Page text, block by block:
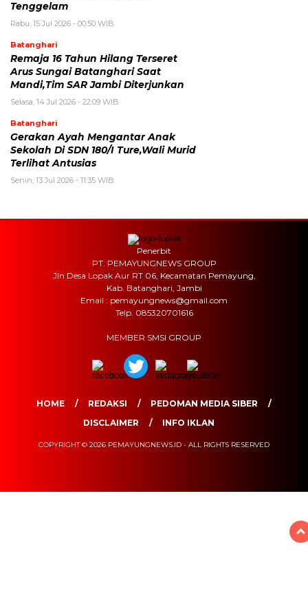
Tenggelam
Rabu, 15 Jul 2026 - 00:50 WIB
Batanghari
Remaja 16 Tahun Hilang Terseret
Arus Sungai Batanghari Saat
Mandi,Tim SAR Jambi Diterjunkan
Selasa, 14 Jul 2026 - 22:09 WIB
Batanghari
Gerakan Ayah Mengantar Anak
Sekolah Di SDN 180/I Ture,Wali Murid
Terlihat Antusias
Senin, 13 Jul 2026 - 11:35 WIB
Penerbit
PT. PEMAYUNGNEWS GROUP
Jln Desa Lopak Aur RT 06, Kecamatan Pemayung,
Kab. Batanghari, Jambi
Email : pemayungnews@gmail.com
Telp. 085320701616
MEMBER SMSI GROUP
HOME REDAKSI
PEDOMAN MEDIA SIBER
DISCLAIMER
INFO IKLAN
COPYRIGHT © 2026 PEMAYUNGNEWS.ID - ALL RIGHTS RESERVED